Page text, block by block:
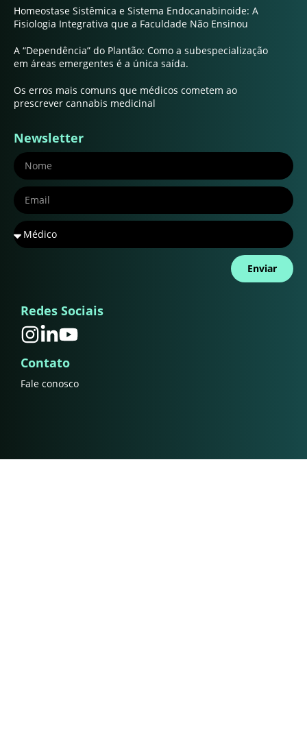
Homeostase Sistêmica e Sistema Endocanabinoide: A
Fisiologia Integrativa que a Faculdade Não Ensinou
A “Dependência” do Plantão: Como a subespecialização
em áreas emergentes é a única saída.
Os erros mais comuns que médicos cometem ao
prescrever cannabis medicinal
Newsletter
Enviar
Redes Sociais
Contato
Fale conosco